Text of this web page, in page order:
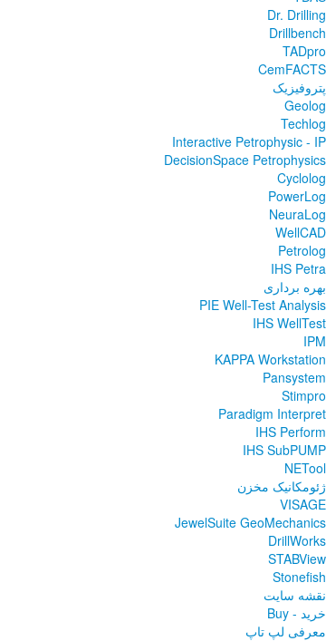
Dr. Drilling
Drillbench
TADpro
CemFACTS
پتروفیزیک
Geolog
Techlog
Interactive Petrophysic - IP
DecisionSpace Petrophysics
Cyclolog
PowerLog
NeuraLog
WellCAD
Petrolog
IHS Petra
بهره برداری
PIE Well-Test Analysis
IHS WellTest
IPM
KAPPA Workstation
Pansystem
Stimpro
Paradigm Interpret
IHS Perform
IHS SubPUMP
NETool
ژئومکانیک مخزن
VISAGE
JewelSuite GeoMechanics
DrillWorks
STABView
Stonefish
نقشه سایت
خرید - Buy
معرفی لپ تاپ